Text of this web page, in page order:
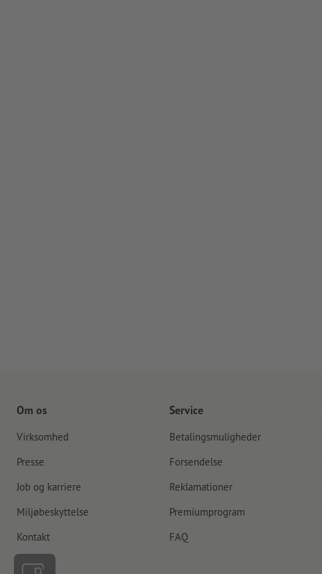
Om os
Virksomhed
Presse
Job og karriere
Miljøbeskyttelse
Kontakt
Service
Betalingsmuligheder
Forsendelse
Reklamationer
Premiumprogram
FAQ